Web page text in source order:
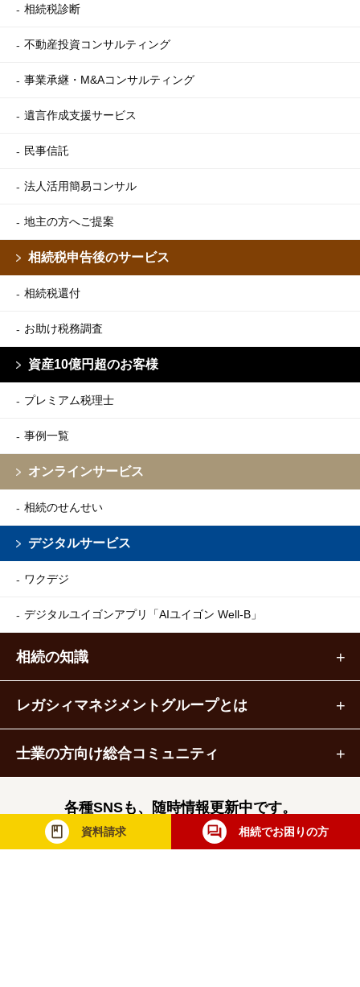
資料請求 相続でお困りの方
相続税診断
不動産投資コンサルティング
事業承継・M&Aコンサルティング
遺言作成支援サービス
民事信託
法人活用簡易コンサル
地主の方へご提案
相続税申告後のサービス
相続税還付
お助け税務調査
資産10億円超のお客様
プレミアム税理士
事例一覧
オンラインサービス
相続のせんせい
デジタルサービス
ワクデジ
デジタルユイゴンアプリ 「AIユイゴン Well-B」
相続の知識
レガシィマネジメントグループとは
士業の方向け総合コミュニティ
各種SNSも、随時情報更新中です。